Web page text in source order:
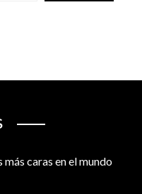
caras en el mundo